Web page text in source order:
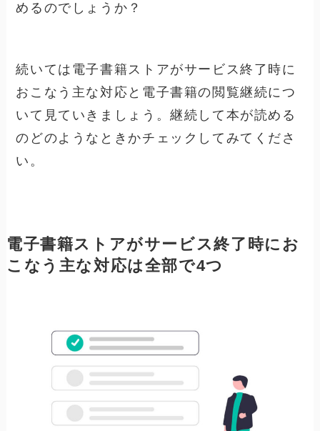
めるのでしょうか？
続いては電子書籍ストアがサービス終了時に
おこなう主な対応と電子書籍の閲覧継続につ
いて見ていきましょう。継続して本が読める
のどのようなときかチェックしてみてくださ
い。
電子書籍ストアがサービス終了時にお
こなう主な対応は全部で4つ